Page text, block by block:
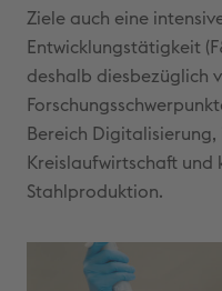
Ziele auch eine
Entwicklungstätigkeit
deshalb diesbezüglich
Bereich
Kreislaufwirtschaft und
Stahlproduktion.